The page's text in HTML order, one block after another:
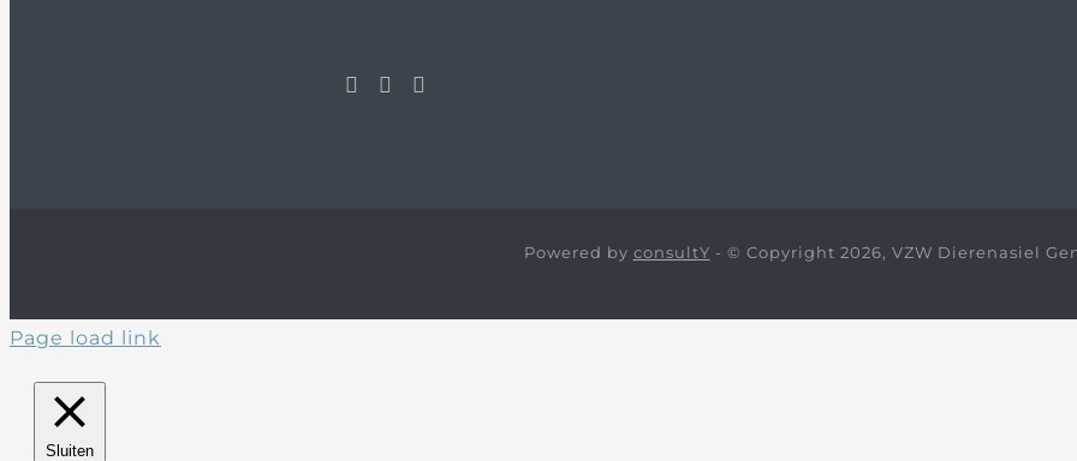
Powered by consultY - © Copyright 2026, VZW Dierenasiel
Page load link
Sluiten